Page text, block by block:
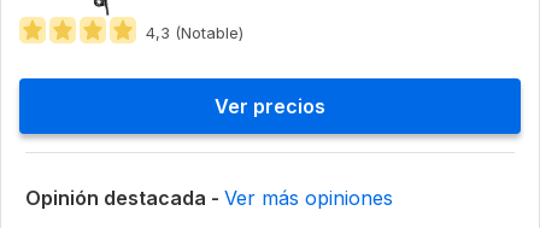
4,3 (Notable)
Ver precios
Opinión destacada - Ver más opiniones